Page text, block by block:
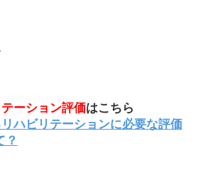
ーション評価はこちら
ハビリテーションに必要な評価
？